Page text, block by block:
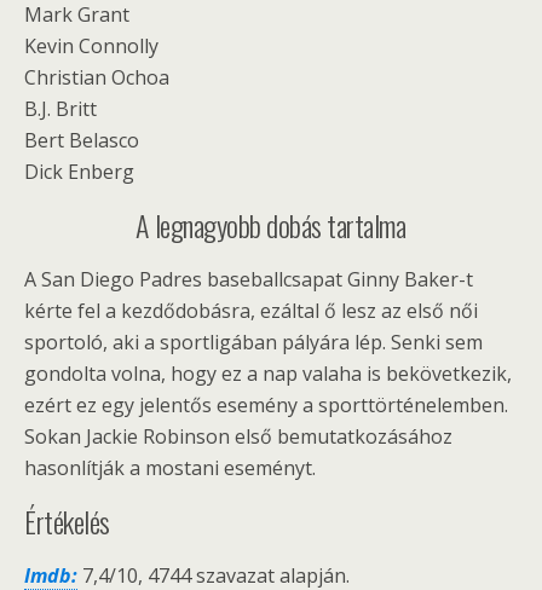
Mark Grant
Kevin Connolly
Christian Ochoa
B.J. Britt
Bert Belasco
Dick Enberg
A legnagyobb dobás tartalma
A San Diego Padres baseballcsapat Ginny Baker-t
kérte fel a kezdődobásra, ezáltal ő lesz az első női
sportoló, aki a sportligában pályára lép. Senki sem
gondolta volna, hogy ez a nap valaha is bekövetkezik,
ezért ez egy jelentős esemény a sporttörténelemben.
Sokan Jackie Robinson első bemutatkozásához
hasonlítják a mostani eseményt.
Értékelés
Imdb: 7,4/10, 4744 szavazat alapján.